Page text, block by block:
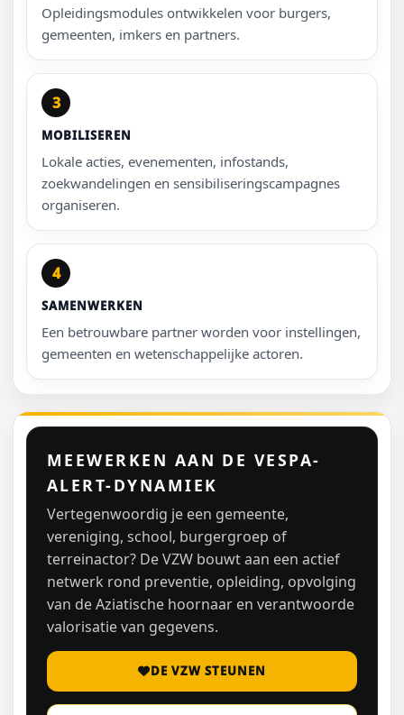
Opleidingsmodules ontwikkelen voor burgers,
gemeenten, imkers en partners.
3
MOBILISEREN
Lokale acties, evenementen, infostands,
zoekwandelingen en sensibiliseringscampagnes
organiseren.
4
SAMENWERKEN
Een betrouwbare partner worden voor instellingen,
gemeenten en wetenschappelijke actoren.
MEEWERKEN AAN DE VESPA-
ALERT-DYNAMIEK
Vertegenwoordig je een gemeente,
vereniging, school, burgergroep of
terreinactor? De VZW bouwt aan een actief
netwerk rond preventie, opleiding, opvolging
van de Aziatische hoornaar en verantwoorde
valorisatie van gegevens.
DE VZW STEUNEN